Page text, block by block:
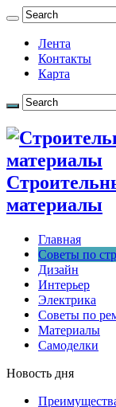
Лента
Контакты
Карта
материалы
Главная
Советы по
Дизайн
Интерьер
Электрика
Советы по
Материалы
Самоделки
Новость дня